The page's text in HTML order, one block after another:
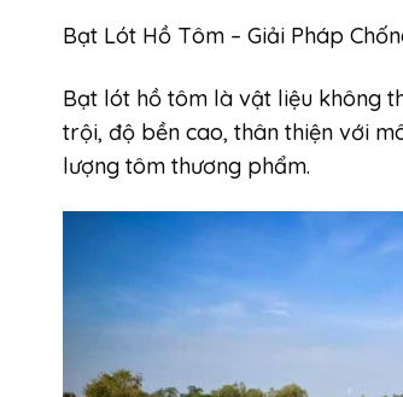
Bạt Lót Hồ Tôm – Giải Pháp
Bạt lót hồ tôm là vật liệu không
trội, độ bền cao, thân thiện với
lượng tôm thương phẩm.